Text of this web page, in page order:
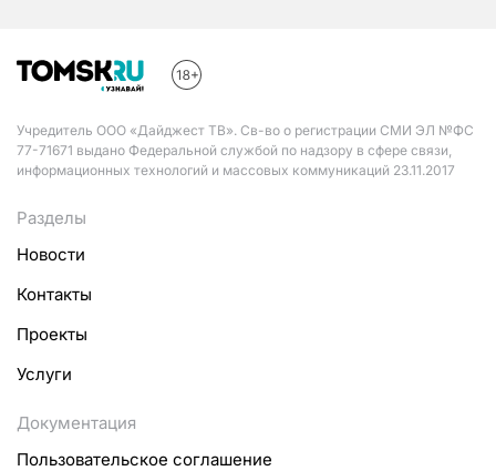
Учредитель ООО «Дайджест ТВ». Св-во о регистрации СМИ ЭЛ №ФС
77-71671 выдано Федеральной службой по надзору в сфере связи,
информационных технологий и массовых коммуникаций 23.11.2017
Разделы
Новости
Контакты
Проекты
Услуги
Документация
Пользовательское соглашение